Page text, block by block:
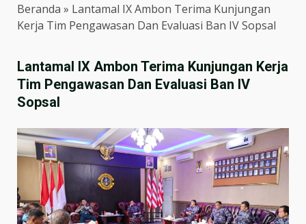
Beranda » Lantamal IX Ambon Terima Kunjungan
Kerja Tim Pengawasan Dan Evaluasi Ban IV Sopsal
Lantamal IX Ambon Terima Kunjungan Kerja
Tim Pengawasan Dan Evaluasi Ban IV
Sopsal